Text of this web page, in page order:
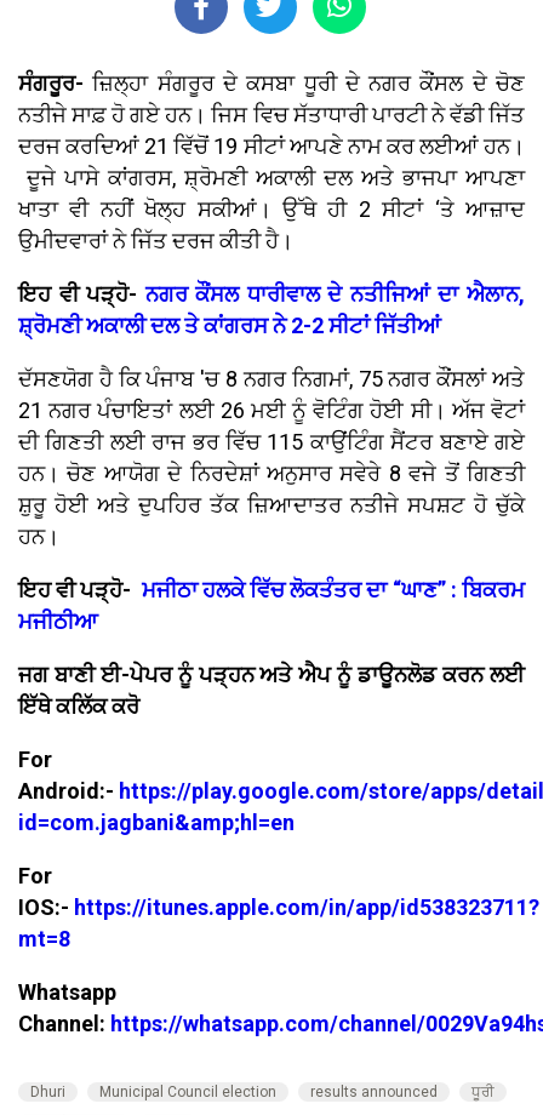
ਸੰਗਰੂਰ-ਜ਼ਿਲ੍ਹਾ ਸੰਗਰੂਰ ਦੇ ਕਸਬਾ ਧੂਰੀ ਦੇ ਨਗਰ ਕੌਂਸਲ ਦੇ ਚੋਣ
ਨਤੀਜੇ ਸਾਫ਼ ਹੋ ਗਏ ਹਨ। ਜਿਸ ਵਿਚ ਸੱਤਾਧਾਰੀ ਪਾਰਟੀ ਨੇ ਵੱਡੀ ਜਿੱਤ
ਦਰਜ ਕਰਦਿਆਂ 21 ਵਿੱਚੋਂ 19 ਸੀਟਾਂ ਆਪਣੇ ਨਾਮ ਕਰ ਲਈਆਂ ਹਨ।
ਦੂਜੇ ਪਾਸੇ ਕਾਂਗਰਸ, ਸ਼੍ਰੋਮਣੀ ਅਕਾਲੀ ਦਲ ਅਤੇ ਭਾਜਪਾ ਆਪਣਾ
ਖਾਤਾ ਵੀ ਨਹੀਂ ਖੋਲ੍ਹ ਸਕੀਆਂ। ਉੱਥੇ ਹੀ 2 ਸੀਟਾਂ ‘ਤੇ ਆਜ਼ਾਦ
ਉਮੀਦਵਾਰਾਂ ਨੇ ਜਿੱਤ ਦਰਜ ਕੀਤੀ ਹੈ।
ਇਹ ਵੀ ਪੜ੍ਹੋ-ਨਗਰ ਕੌਂਸਲ ਧਾਰੀਵਾਲ ਦੇ ਨਤੀਜਿਆਂ ਦਾ ਐਲਾਨ,
ਸ਼੍ਰੋਮਣੀ ਅਕਾਲੀ ਦਲ ਤੇ ਕਾਂਗਰਸ ਨੇ 2-2 ਸੀਟਾਂ ਜਿੱਤੀਆਂ
ਦੱਸਣਯੋਗ ਹੈ ਕਿ ਪੰਜਾਬ 'ਚ 8 ਨਗਰ ਨਿਗਮਾਂ, 75 ਨਗਰ ਕੌਂਸਲਾਂ ਅਤੇ
21 ਨਗਰ ਪੰਚਾਇਤਾਂ ਲਈ 26 ਮਈ ਨੂੰ ਵੋਟਿੰਗ ਹੋਈ ਸੀ। ਅੱਜ ਵੋਟਾਂ
ਦੀ ਗਿਣਤੀ ਲਈ ਰਾਜ ਭਰ ਵਿੱਚ 115 ਕਾਉਂਟਿੰਗ ਸੈਂਟਰ ਬਣਾਏ ਗਏ
ਹਨ। ਚੋਣ ਆਯੋਗ ਦੇ ਨਿਰਦੇਸ਼ਾਂ ਅਨੁਸਾਰ ਸਵੇਰੇ 8 ਵਜੇ ਤੋਂ ਗਿਣਤੀ
ਸ਼ੁਰੂ ਹੋਈ ਅਤੇ ਦੁਪਹਿਰ ਤੱਕ ਜ਼ਿਆਦਾਤਰ ਨਤੀਜੇ ਸਪਸ਼ਟ ਹੋ ਚੁੱਕੇ
ਹਨ।
ਇਹ ਵੀ ਪੜ੍ਹੋ-ਮਜੀਠਾ ਹਲਕੇ ਵਿੱਚ ਲੋਕਤੰਤਰ ਦਾ “ਘਾਣ” : ਬਿਕਰਮ
ਮਜੀਠੀਆ
ਜਗ ਬਾਣੀ ਈ-ਪੇਪਰ ਨੂੰ ਪੜ੍ਹਨ ਅਤੇ ਐਪ ਨੂੰ ਡਾਊਨਲੋਡ ਕਰਨ ਲਈ
ਇੱਥੇ ਕਲਿੱਕ ਕਰੋ
For
Android:- https://play.google.com/store/apps/
id=com.jagbani&amp;hl=en
For
IOS:- https://itunes.apple.com/in/app/id538323711?
mt=8
Whatsapp
Channel: https://whatsapp.com/channel/
Dhuri Municipal Council election results announced
ਧੂਰੀ